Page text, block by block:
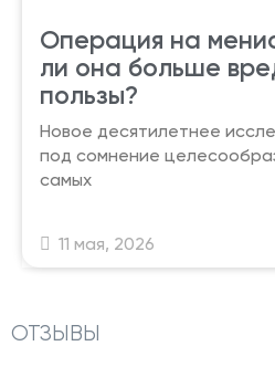
Операция на
ли она больше
пользы?
Новое десятилетнее
под сомнение
самых
11 мая, 2026
ОТЗЫВЫ